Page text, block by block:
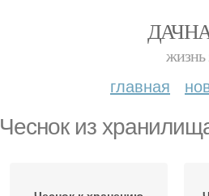
жизнь
главная
Чеснок из